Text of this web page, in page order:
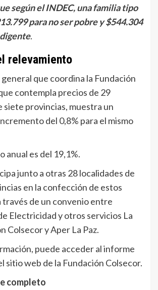
según el INDEC, una familia tipo
para no ser pobre y $544.304
.
relevamiento
que coordina la Fundación
contempla precios de 29
siete provincias, muestra un
del 0,8% para el mismo
anual es del 19,1%.
junto a otras 28 localidades de
en la confección de estos
través de un convenio entre
Electricidad y otros servicios La
Colsecor y Aper La Paz.
puede acceder al informe
sitio web de la Fundación Colsecor.
completo